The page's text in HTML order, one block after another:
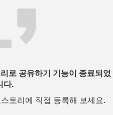
로 공유하기 기능이 종료되었
다.
토리에 직접 등록해 보세요.